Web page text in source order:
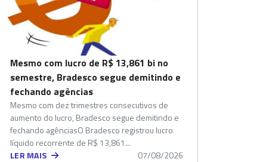
Mesmo com lucro de R$ 13,861 bi no
semestre, Bradesco segue demitindo e
fechando agências
Mesmo com dez trimestres consecutivos de
aumento do lucro, Bradesco segue demitindo e
fechando agênciasO Bradesco registrou lucro
líquido recorrente de R$ 13,861...
LER MAIS
07/08/2026